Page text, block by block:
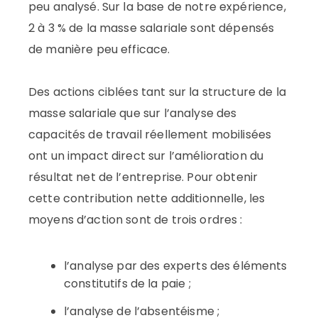
peu analysé. Sur la base de notre expérience,
2 à 3 % de la masse salariale sont dépensés
de manière peu efficace.
Des actions ciblées tant sur la structure de la
masse salariale que sur l’analyse des
capacités de travail réellement mobilisées
ont un impact direct sur l’amélioration du
résultat net de l’entreprise. Pour obtenir
cette contribution nette additionnelle, les
moyens d’action sont de trois ordres :
l’analyse par des experts des éléments
constitutifs de la paie ;
l’analyse de l’absentéisme ;